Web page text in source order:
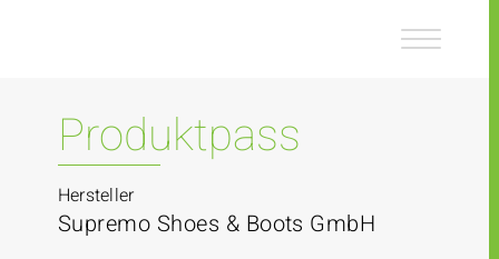
Produktpass
Hersteller
Supremo Shoes & Boots GmbH